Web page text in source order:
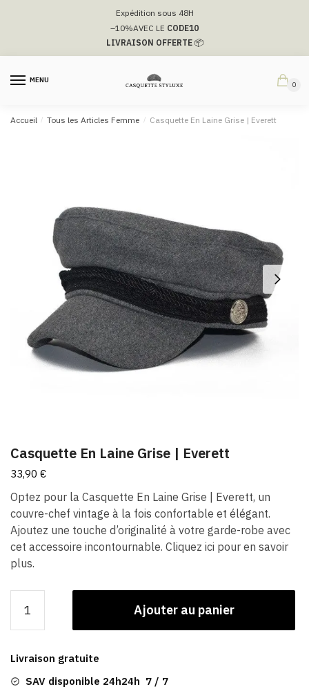
navigation
Expédition sous 48H
–10%AVEC LE CODE10
LIVRAISON OFFERTE📦
MENU
0
Accueil / Tous les Articles Femme / Casquette En Laine Grise | Everett
Casquette En Laine Grise | Everett
33,90 €
Optez pour la Casquette En Laine Grise | Everett, un
couvre-chef vintage à la fois confortable et élégant.
Ajoutez une touche d’originalité à votre garde-robe avec
cet accessoire incontournable. Cliquez ici pour en savoir
plus.
Casquette
Laine
Grise
Ajouter au panier
Livraison gratuite
SAV disponible 24h24h 7 / 7